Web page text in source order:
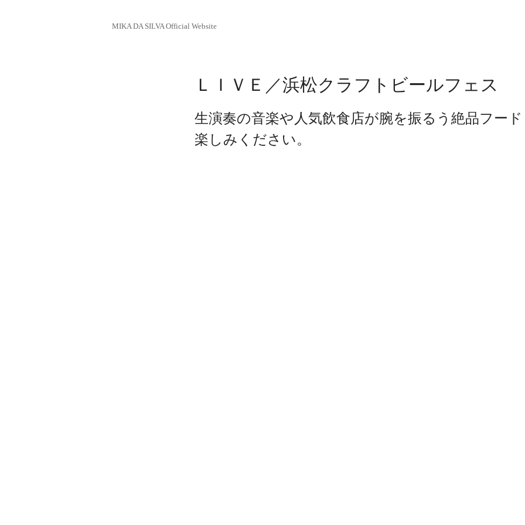
MIKA DA SILVA Official Website
ＬＩＶＥ／浜松クラフトビールフェス
生演奏の音楽や人気飲食店が腕を振るう絶品フー
楽しみください。